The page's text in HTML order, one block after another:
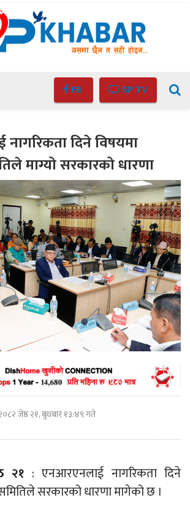
FB SP TV
दिने विषयमा
माग्यो सरकारको धारणा
जेष्ठ २१, बुधबार १३:४९ गते
२१ : एनआरएनलाई नागरिकता दिने
सरकारको धारणा मागेको छ ।